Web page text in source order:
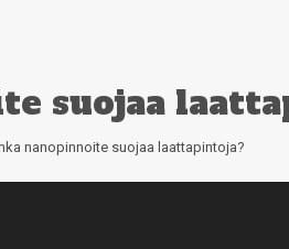
suojaa
nanopinnoite suojaa laattapintoja?